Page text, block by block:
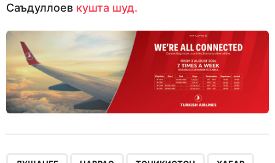
Саъдуллоев кушта шуд.